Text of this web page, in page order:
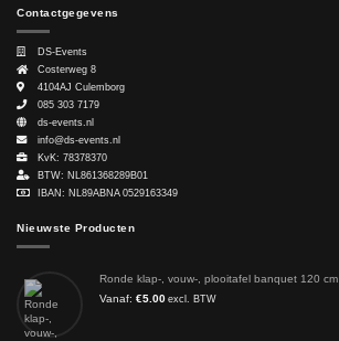
Contactgegevens
DS-Events
Costerweg 8
4104AJ Culemborg
085 303 7179
ds-events.nl
info@ds-events.nl
KvK: 78378370
BTW: NL861368289B01
IBAN: NL89ABNA 0529163349
Nieuwste Producten
Ronde klap-, vouw-, plooitafel banquet 120 cm
Vanaf: €5.00 excl. BTW